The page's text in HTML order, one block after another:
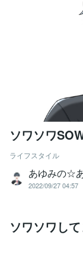
ソワソワ
ライフスタイル
あゆみの☆
2022/09/27 04:57
ソワソワし